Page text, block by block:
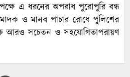
এ ধরনের অপরাধ পুরোপুরি বন্ধ
ও মানব পাচার রোধে পুলিশের
আরও সচেতন ও সহযোগিতাপরায়ণ